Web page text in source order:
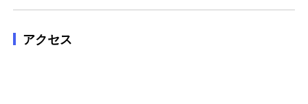
アクセス